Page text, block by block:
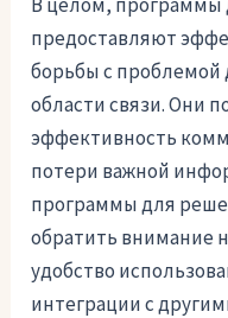
предоставляют
борьбы с
области связи. Они
эффективность
потери важной
программы для
обратить внимание
удобство
интеграции с